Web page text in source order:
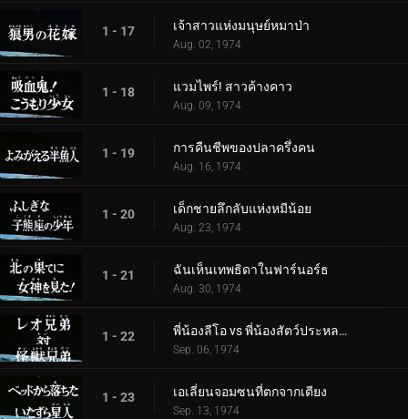
1 - 17 เจ้าสาวแห่งมนุษย์หมาป่า
Aug. 02, 1974
1 - 18 แวมไพร์! สาวค้างคาว
Aug. 09, 1974
1 - 19 การคืนชีพของปลาครึ่งคน
Aug. 16, 1974
1 - 20 เด็กชายลึกลับแห่งหมีน้อย
Aug. 23, 1974
1 - 21 ฉันเห็นเทพธิดาในฟาร์นอร์ธ
Aug. 30, 1974
1 - 22 พี่น้องลีโอ vs พี่น้องสัตว์ประหลาด
Sep. 06, 1974
1 - 23 เอเลี่ยนจอมซนที่ตกจากเตียง
Sep. 13, 1974